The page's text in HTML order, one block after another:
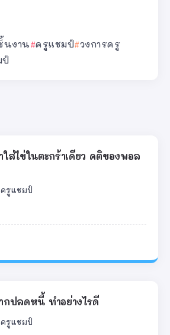
นงาน ครูแชมป์ วงการครู
ใส่ไข่ในตะกร้าเดียว คติของพอล
ครูแชมป์
กปลดหนี้ ทำอย่างไรดี
ครูแชมป์